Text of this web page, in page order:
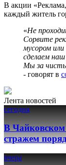
В акции
каждый житель
«Не
Сорвите
мусором
сделаем
Мы за
- говорят в
Лента новостей
сегодня
В Чайковском
стражем
вчера